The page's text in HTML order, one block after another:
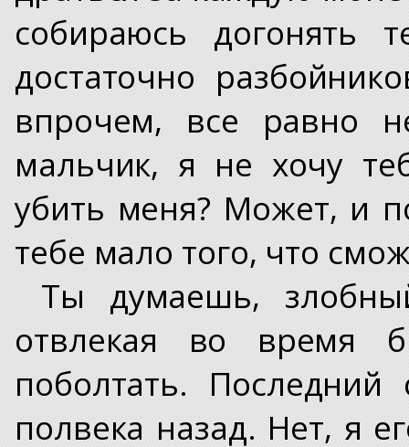
собираюсь догонять
достаточно
впрочем, все равно
мальчик, я не хочу
убить меня? Может, и
тебе мало того, что
Ты думаешь,
отвлекая во время
поболтать. Последний
полвека назад. Нет, я